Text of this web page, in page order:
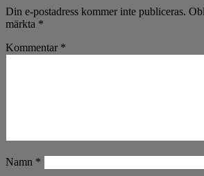
Din e-postadress kommer inte publiceras.
märkta *
Kommentar *
Namn *